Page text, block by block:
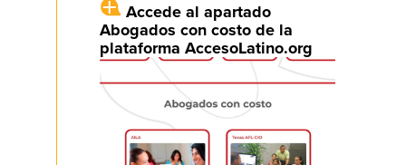
Accede al apartado
Abogados con costo de la
plataforma AccesoLatino.org